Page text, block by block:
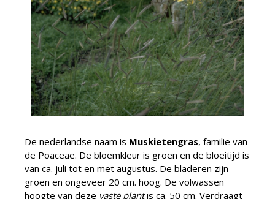
De nederlandse naam is Muskietengras, familie van
de Poaceae. De bloemkleur is groen en de bloeitijd is
van ca. juli tot en met augustus. De bladeren zijn
groen en ongeveer 20 cm. hoog. De volwassen
hoogte van deze vaste plantis ca. 50 cm. Verdraagt